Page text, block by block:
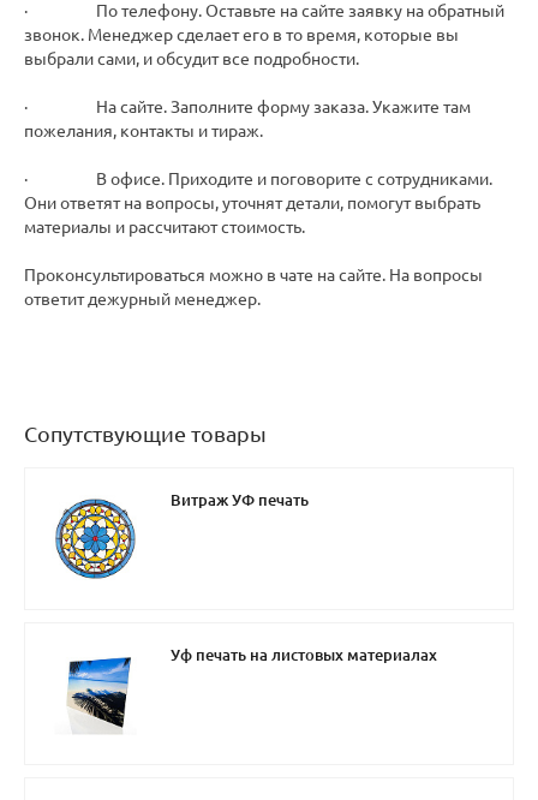
· По телефону. Оставьте на сайте заявку на обратный
звонок. Менеджер сделает его в то время, которые вы
выбрали сами, и обсудит все подробности.
· На сайте. Заполните форму заказа. Укажите там
пожелания, контакты и тираж.
· В офисе. Приходите и поговорите с сотрудниками.
Они ответят на вопросы, уточнят детали, помогут выбрать
материалы и рассчитают стоимость.
Проконсультироваться можно в чате на сайте. На вопросы
ответит дежурный менеджер.
Сопутствующие товары
Витраж УФ печать
Уф печать на листовых материалах